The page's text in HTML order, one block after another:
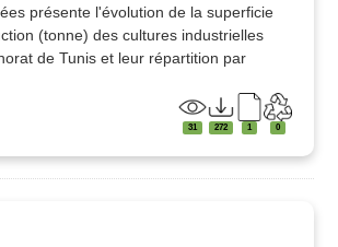
présente l'évolution de la superficie
(tonne) des cultures industrielles
de Tunis et leur répartition par
31 272 1 0